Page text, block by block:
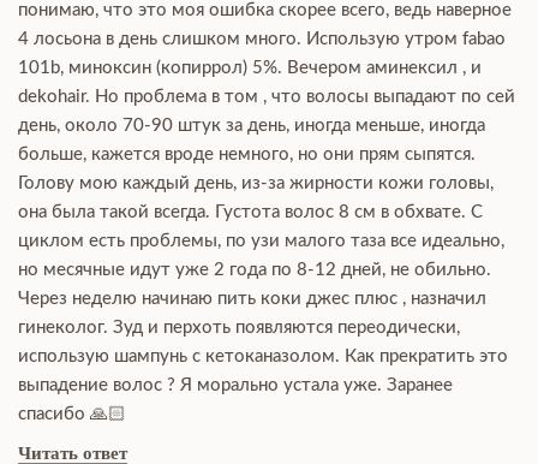
понимаю, что это моя ошибка скорее всего, ведь наверное
4 лосьона в день слишком много. Использую утром fabao
101b, миноксин (копиррол) 5%. Вечером аминексил , и
dekohair. Но проблема в том , что волосы выпадают по сей
день, около 70-90 штук за день, иногда меньше, иногда
больше, кажется вроде немного, но они прям сыпятся.
Голову мою каждый день, из-за жирности кожи головы,
она была такой всегда. Густота волос 8 см в обхвате. С
циклом есть проблемы, по узи малого таза все идеально,
но месячные идут уже 2 года по 8-12 дней, не обильно.
Через неделю начинаю пить коки джес плюс , назначил
гинеколог. Зуд и перхоть появляются переодически,
использую шампунь с кетоканазолом. Как прекратить это
выпадение волос ? Я морально устала уже. Заранее
спасибо 🙏🏻
Читать ответ